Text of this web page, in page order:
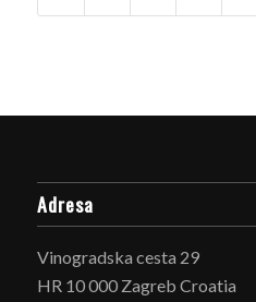
Adresa
Vinogradska cesta 29
HR 10 000 Zagreb Croatia